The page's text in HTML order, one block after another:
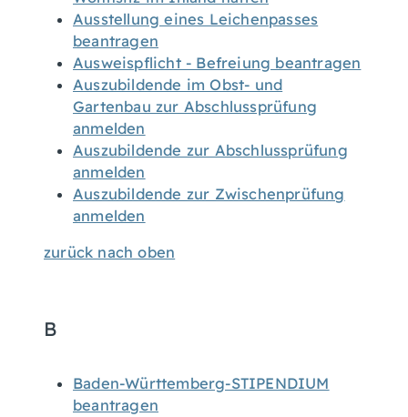
Ausstellung eines Leichenpasses
beantragen
Ausweispflicht - Befreiung beantragen
Auszubildende im Obst- und
Gartenbau zur Abschlussprüfung
anmelden
Auszubildende zur Abschlussprüfung
anmelden
Auszubildende zur Zwischenprüfung
anmelden
zurück nach oben
B
Baden-Württemberg-STIPENDIUM
beantragen